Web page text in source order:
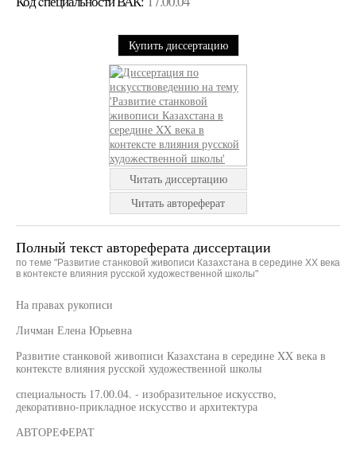
Купить диссертацию
Читать диссертацию
Читать автореферат
Полный текст автореферата диссертации
по теме "Развитие станковой живописи Казахстана в середине XX века
в контексте влияния русской художественной школы"
На правах рукописи
Личман Елена Юрьевна
Развитие станковой живописи Казахстана в середине XX века в
контексте влияния русской художественной школы
специальность 17.00.04. - изобразительное искусство,
декоративно-прикладное искусство и архитектура
АВТОРЕФЕРАТ